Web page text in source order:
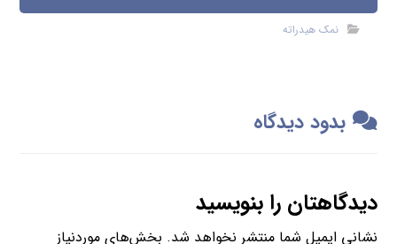
نمک هیدراته
بدود دیدگاه
دیدگاهتان را بنویسید
نشانی ایمیل شما منتشر نخواهد شد. بخش‌های موردنیاز